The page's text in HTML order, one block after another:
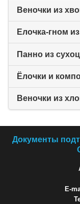
Веночки из
Елочка-гном
Панно из
Ёлочки и
Веночки из
Документы
E-